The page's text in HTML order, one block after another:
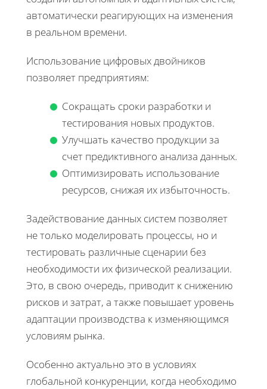
автоматически реагирующих на изменения
в реальном времени.
Использование цифровых двойников
позволяет предприятиям:
Сокращать сроки разработки и
тестирования новых продуктов.
Улучшать качество продукции за
счет предиктивного анализа данных.
Оптимизировать использование
ресурсов, снижая их избыточность.
Задействование данных систем позволяет
не только моделировать процессы, но и
тестировать различные сценарии без
необходимости их физической реализации.
Это, в свою очередь, приводит к снижению
рисков и затрат, а также повышает уровень
адаптации производства к изменяющимся
условиям рынка.
Особенно актуально это в условиях
глобальной конкуренции, когда необходимо